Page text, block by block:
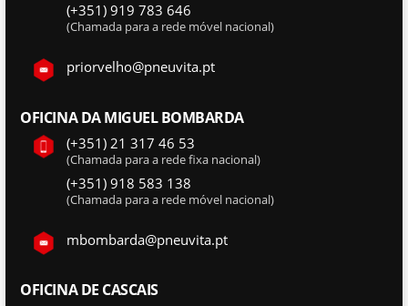
(+351) 919 783 646
(Chamada para a rede móvel nacional)
priorvelho@pneuvita.pt
OFICINA DA MIGUEL BOMBARDA
(+351) 21 317 46 53
(Chamada para a rede fixa nacional)
(+351) 918 583 138
(Chamada para a rede móvel nacional)
mbombarda@pneuvita.pt
OFICINA DE CASCAIS